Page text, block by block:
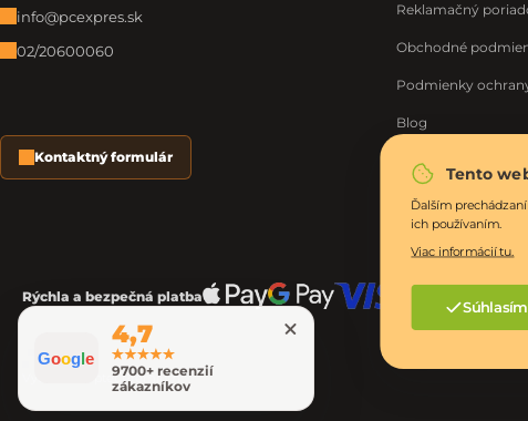
Tento
Ďalším
ich používaním.
Viac informácií tu.
Súhlasím
info@pcexpres.sk
02/20600060
Kontaktný formulár
Reklamačný
Obchodné
Podmienky
Blog
O nás
Moja objednávka
Rýchla a bezpečná platba
Vytvoril Shoptet Premium
Google
4,7
9700+ recenzií
zákazníkov